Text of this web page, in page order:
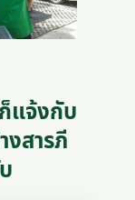
แจ้งกับ
สารภี